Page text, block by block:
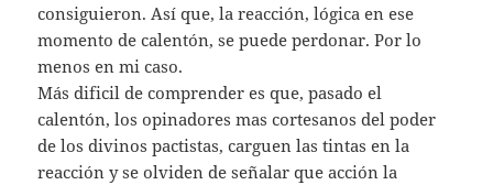
consiguieron. Así que, la reacción, lógica en ese
momento de calentón, se puede perdonar. Por lo
menos en mi caso.
Más dificil de comprender es que, pasado el
calentón, los opinadores mas cortesanos del poder
de los divinos pactistas, carguen las tintas en la
reacción y se olviden de señalar que acción la